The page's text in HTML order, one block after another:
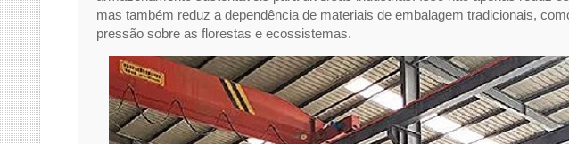
mas também reduz a dependência de materiais de embalagem tradicionais,
pressão sobre as florestas e ecossistemas.